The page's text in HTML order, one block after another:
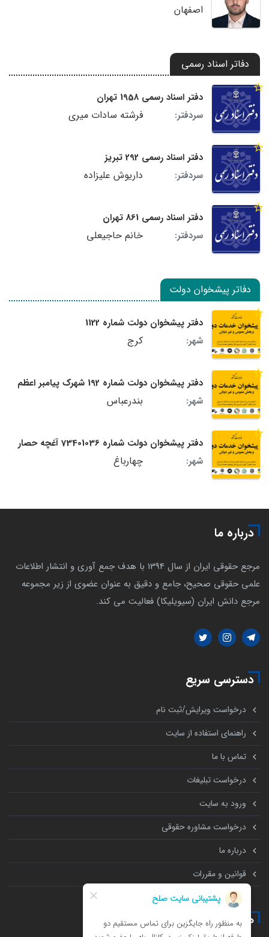
اصفهان
دفاتر اسناد رسمی
دفتر اسناد رسمی 1958 تهران
سردفتر:
فرشته سادات میری
دفتر اسناد رسمی 292 تبریز
سردفتر:
داریوش علیزاده
دفتر اسناد رسمی 861 تهران
سردفتر:
خانم حاجیعلی
دفاتر پیشخوان دولت
دفتر پیشخوان دولت شماره 1122
شهر:
کرج
دفتر پیشخوان دولت شماره 192 شهرک پیامبر اعظم
شهر:
بندرعباس
دفتر پیشخوان دولت شماره 73401036 آغچه حصار
شهر:
چهارباغ
درباره ما
مرجع حقوقی ایران از سال 1394 با هدف جمع آوری و انتشار اطلاعات
علمی حقوقی صحیح، جامع و دقیق به عنوان عضوی از زیر مجموعه
مرجع دانش ایران (سیویلیکا) فعالیت می کند.
دسترسی سریع
درخواست ویرایش/ثبت نام
راهنمای استفاده از سایت
تماس با ما
درخواست تبلیغات
ورود به سایت
درخواست مشاوره حقوقی
درباره ما
قوانین و مقررات
همه چیز درباره